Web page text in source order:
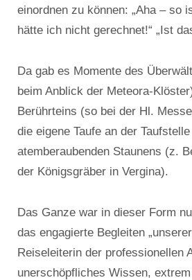
einordnen zu können: „Aha – so
hätte ich nicht gerechnet!“ „Ist
Da gab es Momente des
beim Anblick der Meteora-
Berührteins (so bei der Hl.
die eigene Taufe an der
atemberaubenden Staunens (z.
der Königsgräber in Vergina).
Das Ganze war in dieser Form
das engagierte Begleiten
Reiseleiterin der professionellen
unerschöpfliches Wissen,